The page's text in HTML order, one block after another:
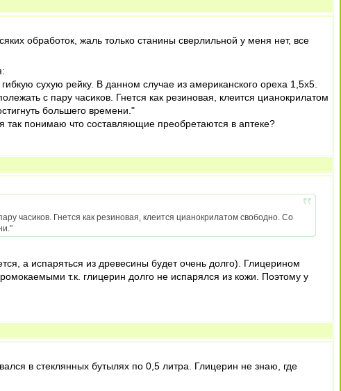
обработок, жаль только станины сверлильной у меня нет, все
сухую рейку. В данном случае из американского ореха 1,5х5.
с пару часиков. Гнется как резиновая, клеится цианокрилатом
большего времени."
так понимаю что составляющие преобретаются в аптеке?
часиков. Гнется как резиновая, клеится цианокрилатом свободно. Со
а испаряться из древесины будет очень долго). Глицерином
т.к. глицерин долго не испарялся из кожи. Поэтому у
в стеклянных бутылях по 0,5 литра. Глицерин не знаю, где